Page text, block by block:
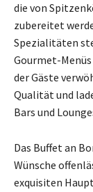
die von
zubereitet
Spezialitäten
Gourmet-
der Gäste
Qualität und
Bars und
Das Buffet an
Wünsche
exquisiten